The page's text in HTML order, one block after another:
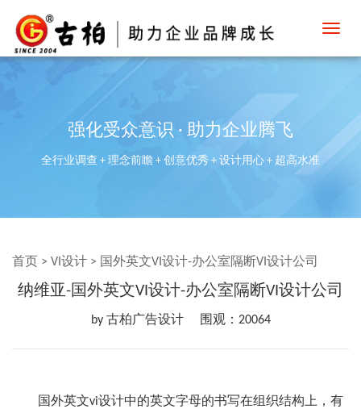
强化受众意识 · 助力企业腾飞
全行业调查 + 理念前瞻 + 创意优秀 + 设计用心 + 超高水准
首页 > VI设计 > 国外英文VI设计-办公室隔断VI设计公司
纳维亚-国外英文VI设计-办公室隔断VI设计公司
by 古柏广告设计 围观：20064
国外英文vi设计中的英文字母的书写在组织结构上，有